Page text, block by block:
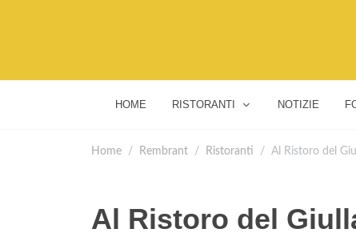
HOME RISTORANTI NOTIZIE
Home Rembrant Ristoranti Al Ristoro del
Al Ristoro del